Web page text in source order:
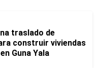
traslado de
construir viviendas
Guna Yala